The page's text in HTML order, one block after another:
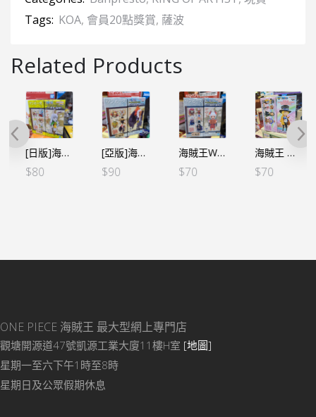
Tags: KOA, 會員20點獎賞, 薩波
Related Products
[日版]海賊王WCF -和之國鬼島篇- VOL.7 加洛特
$80
[亞版]海賊王WCF -和之國鬼島篇- VOL.11 – C燼
$90
海賊王WCF -和之國鬼島篇- VOL.9 小童大和
70
海賊王 WCF -桃色島-薩波
70
ONE PIECE 海賊王 最大型網上專門店
觀塘開源道47號凱源工業大廈11樓H室 [地圖]
星期一至六下午1時至8時
星期日及公眾假期休息